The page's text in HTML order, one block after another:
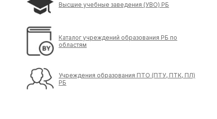
Высшие учебные заведения (УВО) РБ
Каталог учреждений образования РБ по
областям
Учреждения образования ПТО (ПТУ, ПТК, ПЛ)
РБ